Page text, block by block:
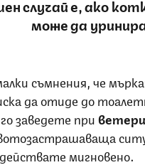
случай е, ако
може да
съмнения, че
да отиде до
заведете при
мигновено.